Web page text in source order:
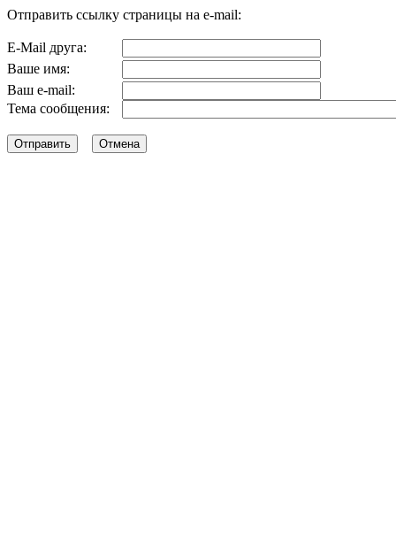
Отправить ссылку страницы на e-mail:
E-Mail друга:
Ваше имя:
Ваш e-mail:
Тема сообщения: